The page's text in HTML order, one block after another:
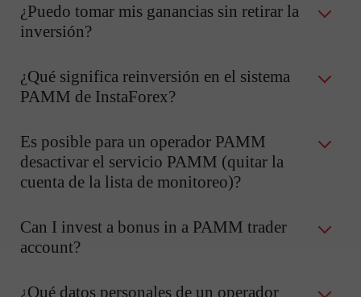
¿Puedo tomar mis ganancias sin retirar la
inversión?
¿Qué significa reinversión en el sistema
PAMM de InstaForex?
Es posible para un operador PAMM
desactivar el servicio PAMM (quitar la
cuenta de la lista de monitoreo)?
Can I invest a bonus in a PAMM trader
account?
¿Qué datos personales de un operador